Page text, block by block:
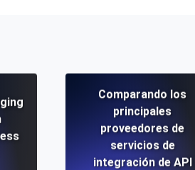
Comparando los
principales
proveedores de
servicios de
integración de API